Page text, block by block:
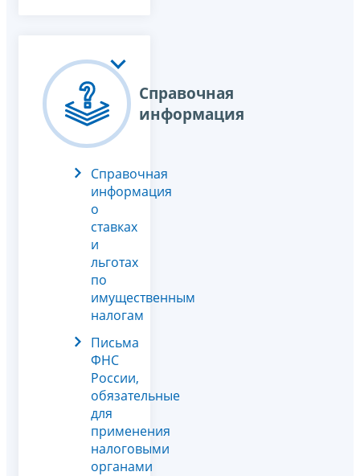
Справочная
информация
Справочная
информация
о
ставках
и
льготах
по
имущественным
налогам
Письма
ФНС
России,
обязательные
для
применения
налоговыми
органами